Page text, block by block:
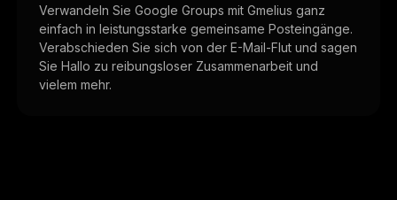
Verwandeln Sie Google Groups mit Gmelius ganz
einfach in leistungsstarke gemeinsame Posteingänge.
Verabschieden Sie sich von der E-Mail-Flut und sagen
Sie Hallo zu reibungsloser Zusammenarbeit und
vielem mehr.